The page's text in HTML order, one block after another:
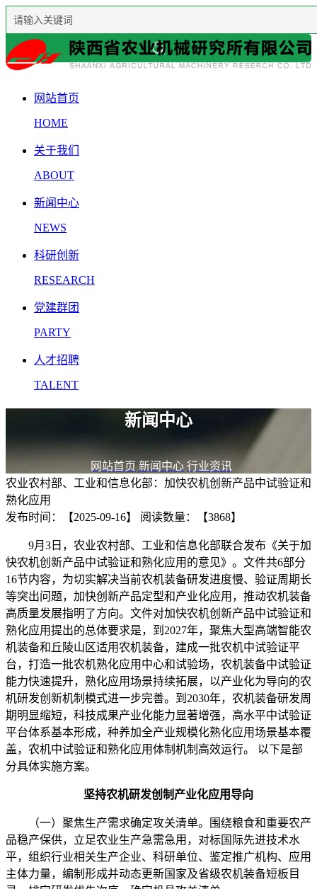
网站首页
HOME
关于我们
ABOUT
新闻中心
NEWS
科研创新
RESEARCH
党建群团
PARTY
人才招聘
TALENT
新闻中心
网站首页 新闻中心 行业资讯
农业农村部、工业和信息化部：加快农机创新产品中试验证和
熟化应用
发布时间：【2025-09-16】
阅读数量：【3868】
9月3日，农业农村部、工业和信息化部联合发布《关于加
快农机创新产品中试验证和熟化应用的意见》。文件共6部分
16节内容，为切实解决当前农机装备研发进度慢、验证周期长
等突出问题，加快创新产品定型和产业化应用，推动农机装备
高质量发展指明了方向。文件对加快农机创新产品中试验证和
熟化应用提出的总体要求是，到2027年，聚焦大型高端智能农
机装备和丘陵山区适用农机装备，建成一批农机中试验证平
台，打造一批农机熟化应用中心和试验场，农机装备中试验证
能力快速提升，熟化应用场景持续拓展，以产业化为导向的农
机研发创新机制模式进一步完善。到2030年，农机装备研发周
期明显缩短，科技成果产业化能力显著增强，高水平中试验证
平台体系基本形成，种养加全产业规模化熟化应用场景基本覆
盖，农机中试验证和熟化应用体制机制高效运行。 以下是部
分具体实施方案。
坚持农机研发创制产业化应用导向
（一）聚焦生产需求确定攻关清单。围绕粮食和重要农产
品稳产保供，立足农业生产急需急用，对标国际先进技术水
平，组织行业相关生产企业、科研单位、鉴定推广机构、应用
主体力量，编制形成并动态更新国家及省级农机装备短板目